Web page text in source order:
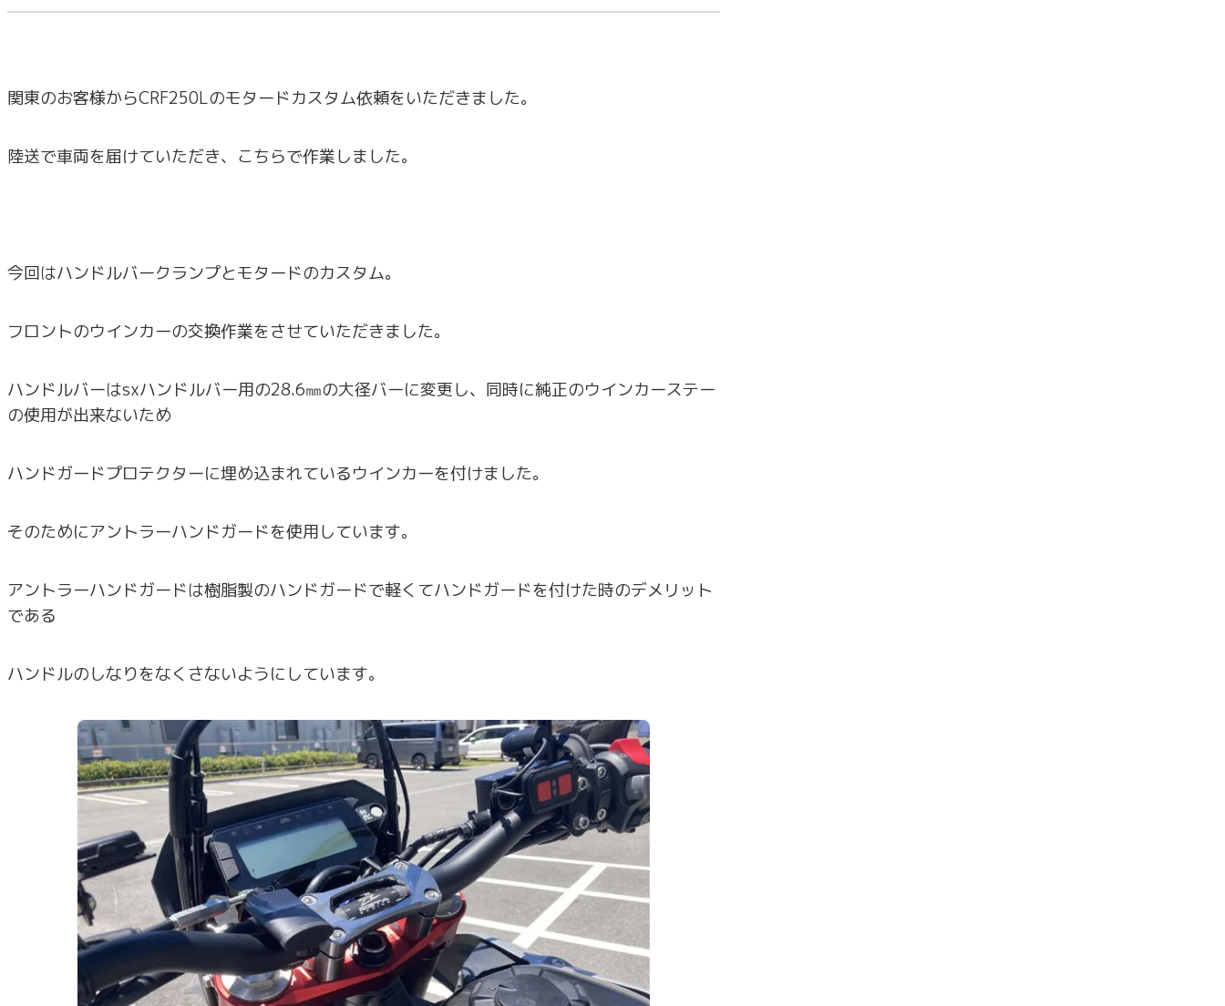
関東のお客様からCRF250Lのモタードカスタム依頼をいただきました。
陸送で車両を届けていただき、こちらで作業しました。
今回はハンドルバークランプとモタードのカスタム。
フロントのウインカーの交換作業をさせていただきました。
ハンドルバーはsxハンドルバー用の28.6㎜の大径バーに変更し、同時に純正のウインカーステー
の使用が出来ないため
ハンドガードプロテクターに埋め込まれているウインカーを付けました。
そのためにアントラーハンドガードを使用しています。
アントラーハンドガードは樹脂製のハンドガードで軽くてハンドガードを付けた時のデメリット
である
ハンドルのしなりをなくさないようにしています。